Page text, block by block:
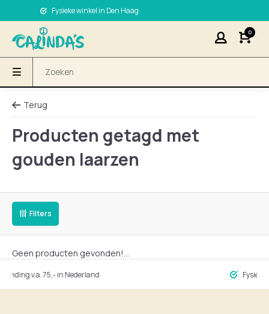
Fysieke winkel in Den Haag
0
Terug
Producten getagd met
gouden laarzen
Filters
Geen producten gevonden!...
v.a. 75,- in Nederland Fysieke